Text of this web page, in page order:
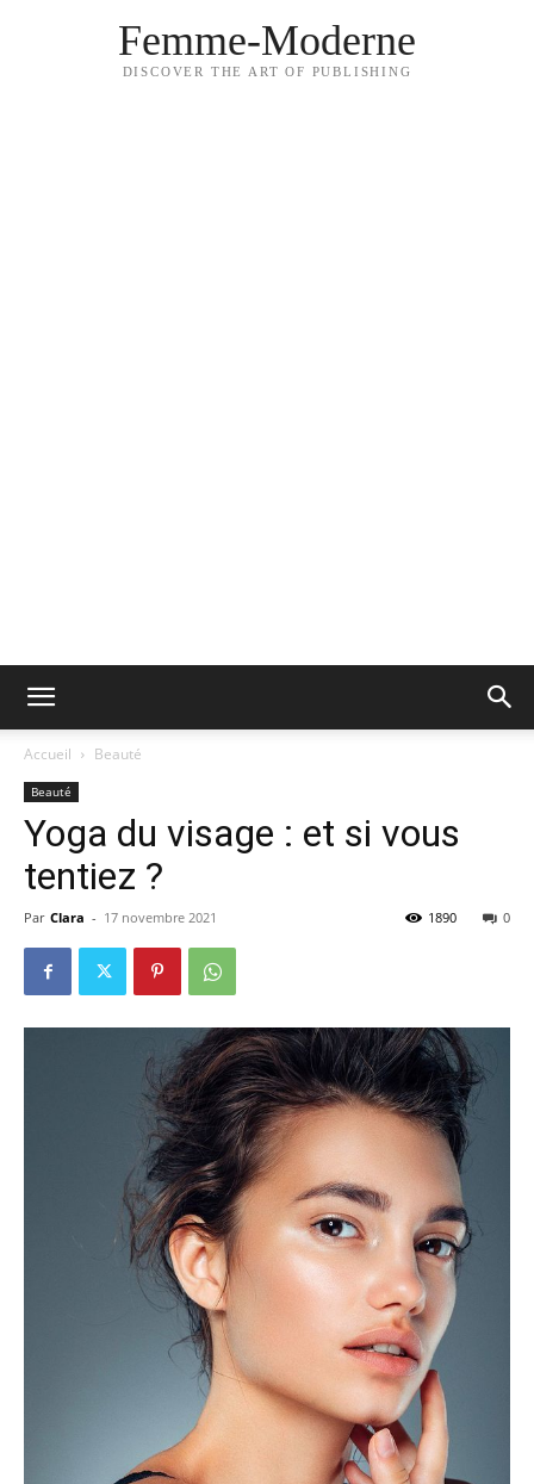
Femme-Moderne
DISCOVER THE ART OF PUBLISHING
Accueil Beauté
Beauté
Yoga du visage : et si vous
tentiez ?
Par Clara - 17 novembre 2021 0
1890